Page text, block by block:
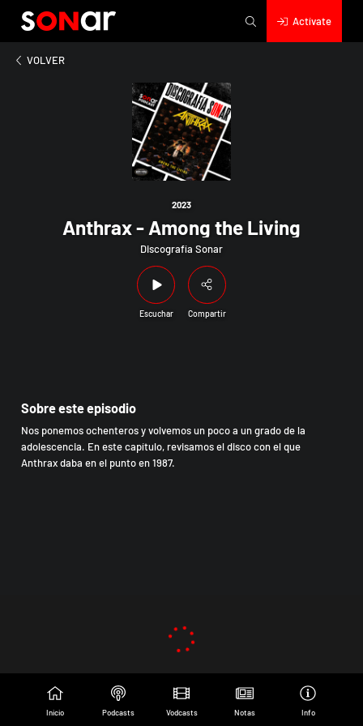
Actívate
VOLVER
2023
Anthrax - Among the Living
Discografía Sonar
Escuchar Compartir
2023
Anthrax - Among the Living
Sobre este episodio
Nos ponemos ochenteros y volvemos un poco a un grado de la
adolescencia. En este capítulo, revisamos el disco con el que
Anthrax daba en el punto en 1987.
Inicio Podcasts Vodcasts Notas Info